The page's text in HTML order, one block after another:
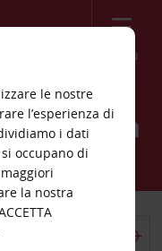
Menù
le nostre
l’esperienza di
i dati
occupano di
la nostra